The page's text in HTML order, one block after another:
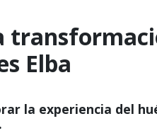
Elba
la experiencia del